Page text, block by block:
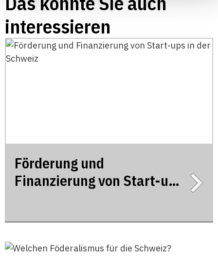
interessieren
Förderung und
Finanzierung von Start-ups